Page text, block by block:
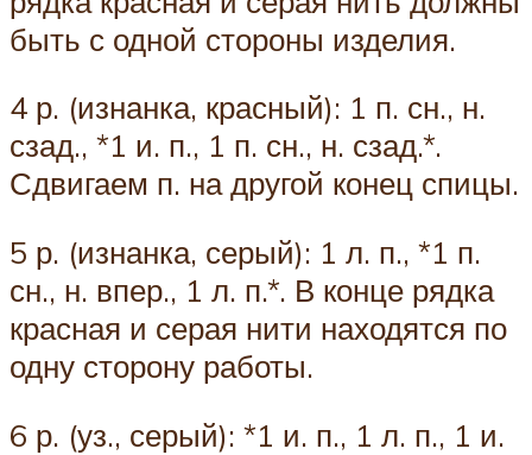
быть с одной стороны изделия.
4 р. (изнанка, красный): 1 п. сн., н.
сзад., *1 и. п., 1 п. сн., н. сзад.*.
Сдвигаем п. на другой конец спицы.
5 р. (изнанка, серый): 1 л. п., *1 п.
сн., н. впер., 1 л. п.*. В конце рядка
красная и серая нити находятся по
одну сторону работы.
6 р. (уз., серый): *1 и. п., 1 л. п., 1 и.